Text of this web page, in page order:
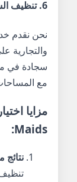
6. تنظيف
نحن نقدم
والتجارية
سجادة في
مع
مزايا اختيار
Maids
:
نتائج